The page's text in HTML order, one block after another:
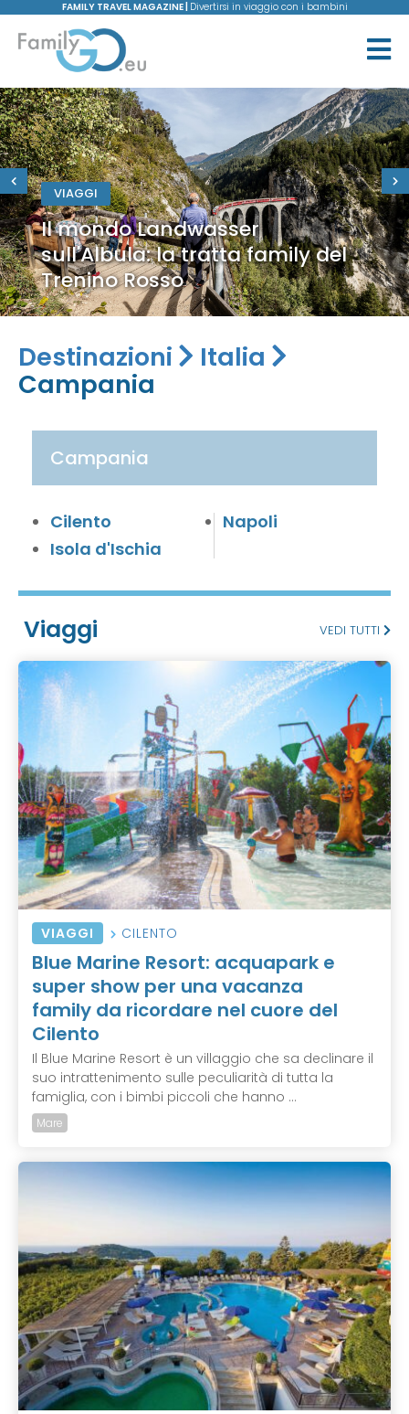
FAMILY TRAVEL MAGAZINE | Divertirsi in viaggio con i bambini
VIAGGI
Il mondo Landwasser
sull'Albula: la tratta family del
Trenino Rosso
Destinazioni
Italia
Campania
Campania
Cilento
Isola d'Ischia
Napoli
Viaggi VEDI TUTTI
VIAGGI CILENTO
Blue Marine Resort: acquapark e
super show per una vacanza
family da ricordare nel cuore del
Cilento
Il Blue Marine Resort è un villaggio che sa declinare il
suo intrattenimento sulle peculiarità di tutta la
famiglia, con i bimbi piccoli che hanno ...
Mare